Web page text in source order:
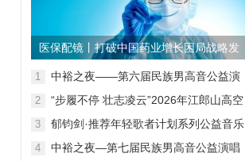
医保配镜丨打破中国药业增长困局战略发
布会
1
中裕之夜——第六届民族男高音公益演
2
“步履不停 壮志凌云”2026年江郎山高空
3
郁钧剑·推荐年轻歌者计划系列公益音乐
4
中裕之夜—第七届民族男高音公益演唱